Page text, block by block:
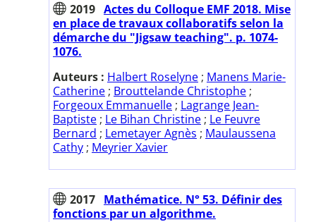
2019 Actes du Colloque EMF 2018. Mise
en place de travaux collaboratifs selon la
démarche du "Jigsaw teaching". p. 1074-
1076.
Auteurs : Halbert Roselyne ; Manens Marie-
Catherine ; Brouttelande Christophe ;
Forgeoux Emmanuelle ; Lagrange Jean-
Baptiste ; Le Bihan Christine ; Le Feuvre
Bernard ; Lemetayer Agnès ; Maulaussena
Cathy ; Meyrier Xavier
2017 Mathématice. N° 53. Définir des
fonctions par un algorithme.